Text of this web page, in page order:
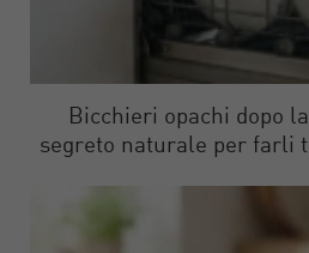
Bicchieri opachi dopo
segreto naturale per farli